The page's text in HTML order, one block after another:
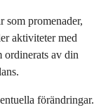
som promenader,
aktiviteter med
ordinerats av din
förändringar.